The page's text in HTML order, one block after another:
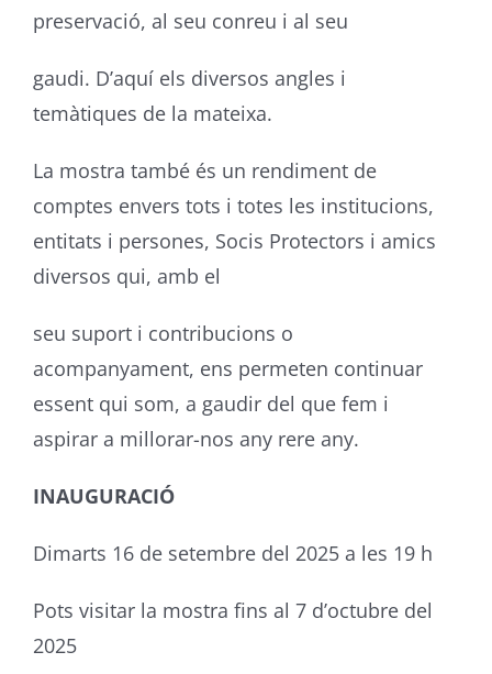
preservació, al seu conreu i al seu
gaudi. D’aquí els diversos angles i
temàtiques de la mateixa.
La mostra també és un rendiment de
comptes envers tots i totes les institucions,
entitats i persones, Socis Protectors i amics
diversos qui, amb el
seu suport i contribucions o
acompanyament, ens permeten continuar
essent qui som, a gaudir del que fem i
aspirar a millorar-nos any rere any.
INAUGURACIÓ
Dimarts 16 de setembre del 2025 a les 19 h
Pots visitar la mostra fins al 7 d’octubre del
2025